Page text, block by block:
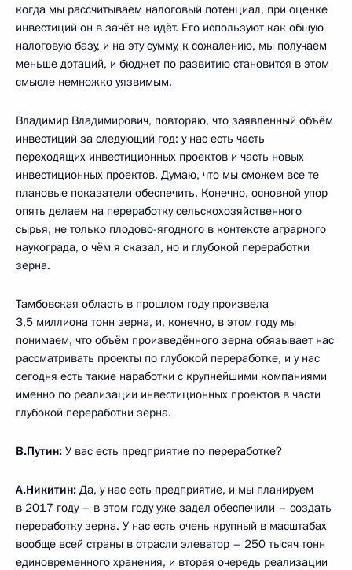
когда мы рассчитываем налоговый потенциал, при оценке
инвестиций он в зачёт не идёт. Его используют как общую
налоговую базу, и на эту сумму, к сожалению, мы получаем
меньше дотаций, и бюджет по развитию становится в этом
смысле немножко уязвимым.
Владимир Владимирович, повторяю, что заявленный объём
инвестиций за следующий год: у нас есть часть
переходящих инвестиционных проектов и часть новых
инвестиционных проектов. Думаю, что мы сможем все те
плановые показатели обеспечить. Конечно, основной упор
опять делаем на переработку сельскохозяйственного
сырья, не только плодово-ягодного в контексте аграрного
наукограда, о чём я сказал, но и глубокой переработки
зерна.
Тамбовская область в прошлом году произвела
3,5 миллиона тонн зерна, и, конечно, в этом году мы
понимаем, что объём произведённого зерна обязывает нас
рассматривать проекты по глубокой переработке, и у нас
сегодня есть такие наработки с крупнейшими компаниями
именно по реализации инвестиционных проектов в части
глубокой переработки зерна.
В.Путин: У вас есть предприятие по переработке?
А.Никитин: Да, у нас есть предприятие, и мы планируем
в 2017 году – в этом году уже задел обеспечили – создать
переработку зерна. У нас есть очень крупный в масштабах
вообще всей страны в отрасли элеватор – 250 тысяч тонн
единовременного хранения, и вторая очередь реализации